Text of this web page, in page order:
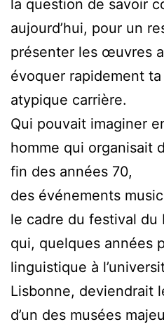
la question de savoir
aujourd’hui, pour un
présenter les œuvres
évoquer rapidement
atypique carrière.
Qui pouvait imaginer
homme qui organisait
fin des années 70,
des événements
le cadre du festival du
qui, quelques années
linguistique à
Lisbonne, deviendrait
d’un des musées